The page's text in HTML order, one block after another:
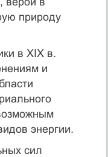
природу
в XIX в.
и
энергии.
сил